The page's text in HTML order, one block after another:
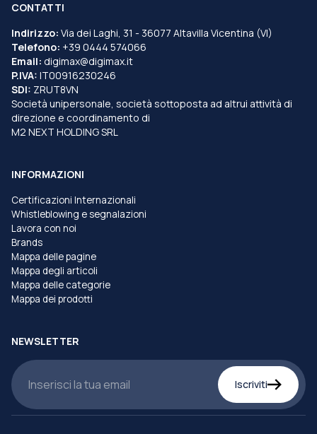
CONTATTI
Indirizzo: Via dei Laghi, 31 - 36077 Altavilla Vicentina (VI)
Telefono: +39 0444 574066
Email: digimax@digimax.it
P.IVA: IT00916230246
SDI: ZRUT8VN
Società unipersonale, società sottoposta ad altrui attività di
direzione e coordinamento di
M2 NEXT HOLDING SRL
INFORMAZIONI
Certificazioni Internazionali
Whistleblowing e segnalazioni
Lavora con noi
Brands
Mappa delle pagine
Mappa degli articoli
Mappa delle categorie
Mappa dei prodotti
NEWSLETTER
Iscriviti